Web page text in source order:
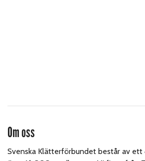
Om oss
Svenska Klätterförbundet består av